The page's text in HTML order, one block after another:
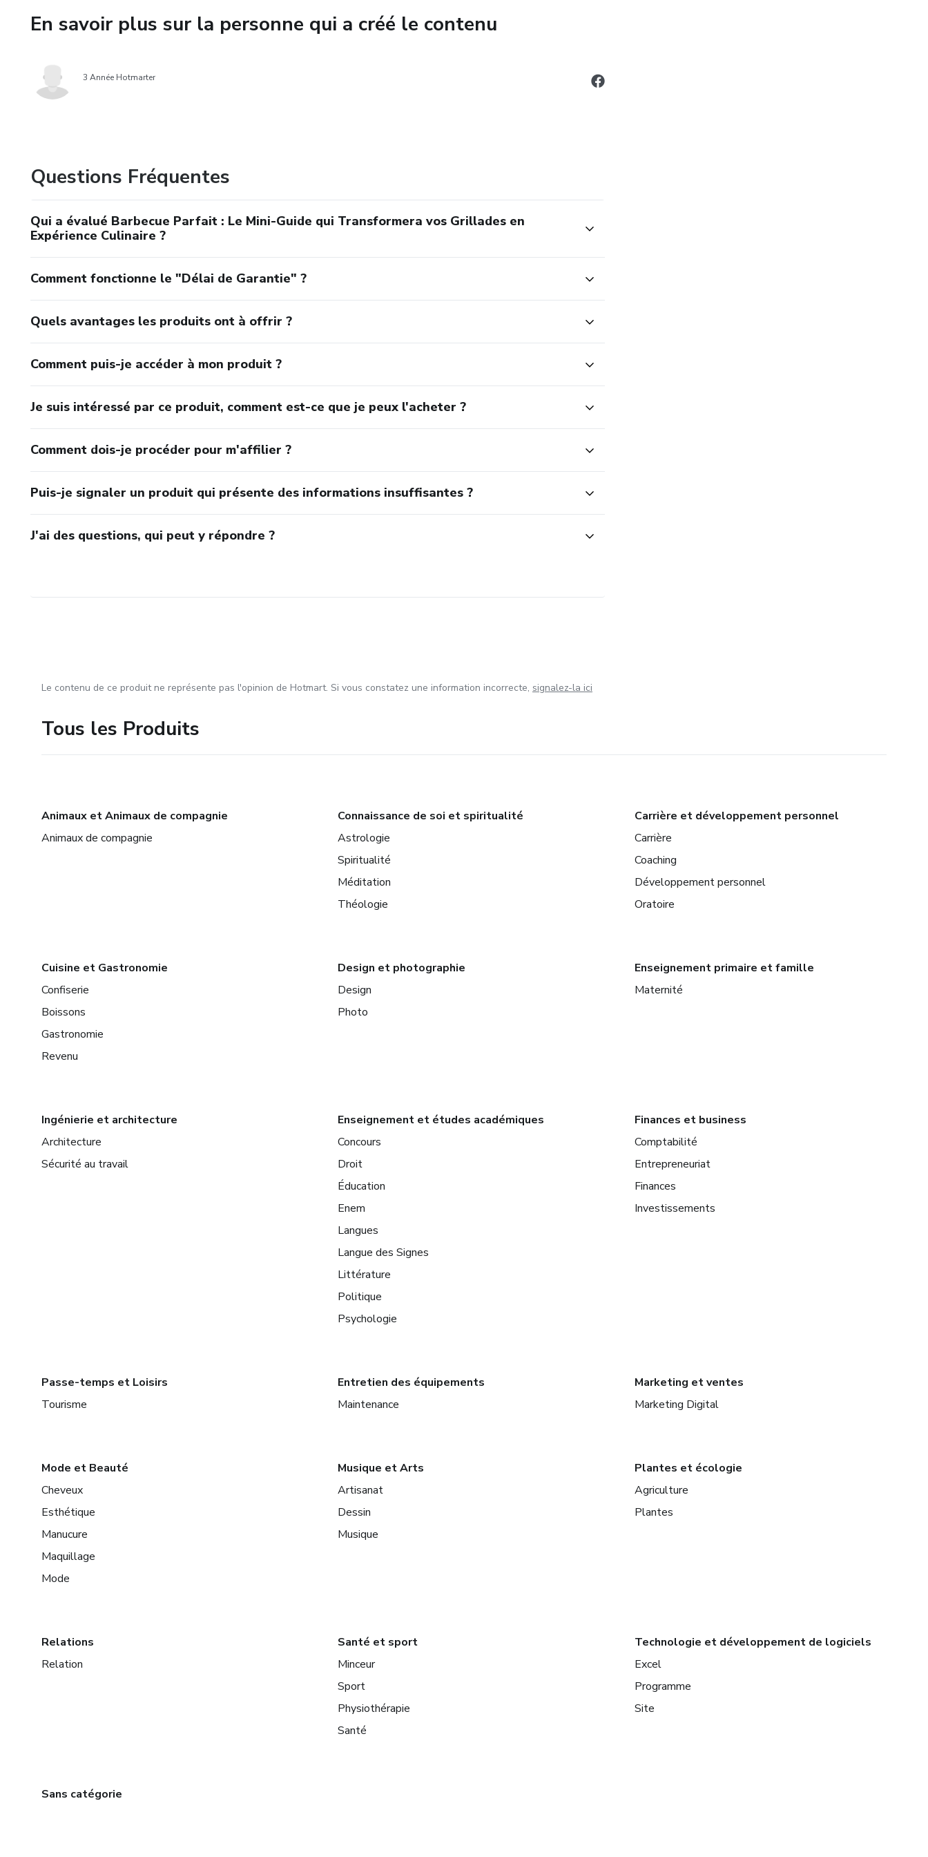
Ce que vous allez apprendre
3. Temps et températures exacts par aliment — Tableaux de référence complets : steak,
poulet, poisson, légumes, saucisses
4. Marinades et badigeonnage — tout le goût, zéro erreur — Quand mariner, avec quoi,
combien de temps. La marinade méditerranéenne au Poivre Blanc de Penja et les
marinades africaines & antillaises
solution concrète
6. Grillades de poisson — la technique que personne ne maîtrise — Règles anti-adhérence,
En savoir plus sur la personne qui a créé le contenu
3 Année Hotmarter
Questions Fréquentes
Qui a évalué Barbecue Parfait : Le Mini-Guide qui Transformera vos Grillades en
Expérience Culinaire ?
Comment fonctionne le "Délai de Garantie" ?
Quels avantages les produits ont à offrir ?
Comment puis-je accéder à mon produit ?
Je suis intéressé par ce produit, comment est-ce que je peux l'acheter ?
Comment dois-je procéder pour m'affilier ?
Puis-je signaler un produit qui présente des informations insuffisantes ?
J'ai des questions, qui peut y répondre ?
Le contenu de ce produit ne représente pas l'opinion de Hotmart. Si vous constatez une information incorrecte, signalez-la ici
Tous les Produits
Animaux et Animaux de compagnie
Animaux de compagnie
Connaissance de soi et spiritualité
Astrologie
Spiritualité
Méditation
Théologie
Carrière et développement personnel
Carrière
Coaching
Développement personnel
Oratoire
Cuisine et Gastronomie
Confiserie
Boissons
Gastronomie
Revenu
Design et photographie
Design
Photo
Enseignement primaire et famille
Maternité
Ingénierie et architecture
Architecture
Sécurité au travail
Enseignement et études académiques
Concours
Droit
Éducation
Enem
Langues
Langue des Signes
Littérature
Politique
Psychologie
Finances et business
Comptabilité
Entrepreneuriat
Finances
Investissements
Passe-temps et Loisirs
Tourisme
Entretien des équipements
Maintenance
Marketing et ventes
Marketing Digital
Mode et Beauté
Cheveux
Esthétique
Manucure
Maquillage
Mode
Musique et Arts
Artisanat
Dessin
Musique
Plantes et écologie
Agriculture
Plantes
Relations
Relation
Santé et sport
Minceur
Sport
Physiothérapie
Santé
Technologie et développement de logiciels
Excel
Programme
Site
Sans catégorie